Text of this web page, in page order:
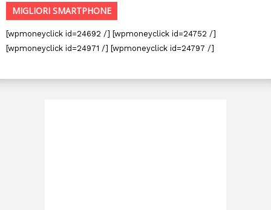
MIGLIORI SMARTPHONE
[wpmoneyclick id=24692 /] [wpmoneyclick id=24752 /]
[wpmoneyclick id=24971 /] [wpmoneyclick id=24797 /]